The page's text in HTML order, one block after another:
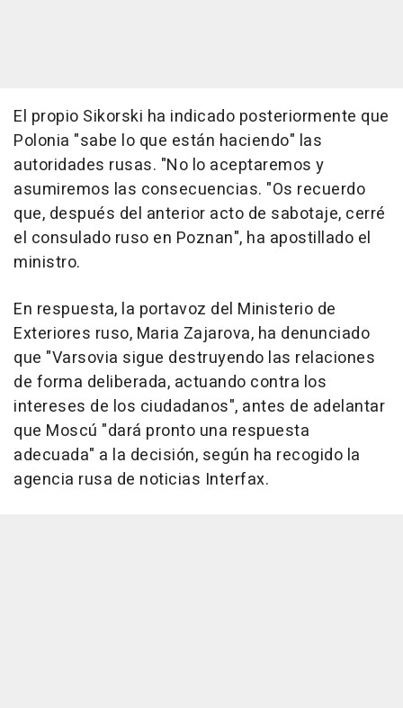
El propio Sikorski ha indicado posteriormente que
Polonia "sabe lo que están haciendo" las
autoridades rusas. "No lo aceptaremos y
asumiremos las consecuencias. "Os recuerdo
que, después del anterior acto de sabotaje, cerré
el consulado ruso en Poznan", ha apostillado el
ministro.
En respuesta, la portavoz del Ministerio de
Exteriores ruso, Maria Zajarova, ha denunciado
que "Varsovia sigue destruyendo las relaciones
de forma deliberada, actuando contra los
intereses de los ciudadanos", antes de adelantar
que Moscú "dará pronto una respuesta
adecuada" a la decisión, según ha recogido la
agencia rusa de noticias Interfax.